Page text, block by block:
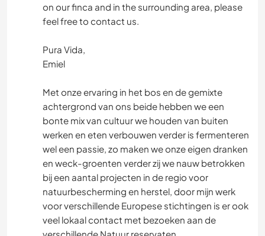
GESCHICHTE
KOCHEN & BACKEN
TISCHLERARBEITEN
ARCHITEKTUR
TIERE
WANDERN
on our finca and in the surrounding area, please
feel free to contact us.
Pura Vida,
Emiel
Met onze ervaring in het bos en de gemixte
achtergrond van ons beide hebben we een
bonte mix van cultuur we houden van buiten
werken en eten verbouwen verder is fermenteren
wel een passie, zo maken we onze eigen dranken
en weck-groenten verder zij we nauw betrokken
bij een aantal projecten in de regio voor
natuurbescherming en herstel, door mijn werk
voor verschillende Europese stichtingen is er ook
veel lokaal contact met bezoeken aan de